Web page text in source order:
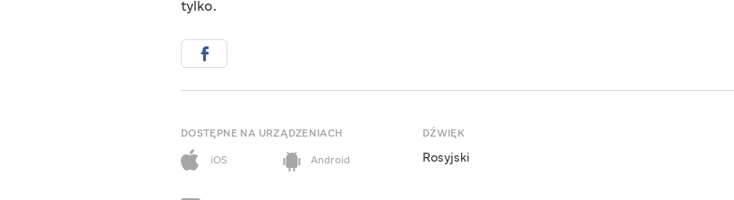
tylko.
DOSTĘPNE NA URZĄDZENIACH
iOS
Android
DŹWIĘK
Rosyjski